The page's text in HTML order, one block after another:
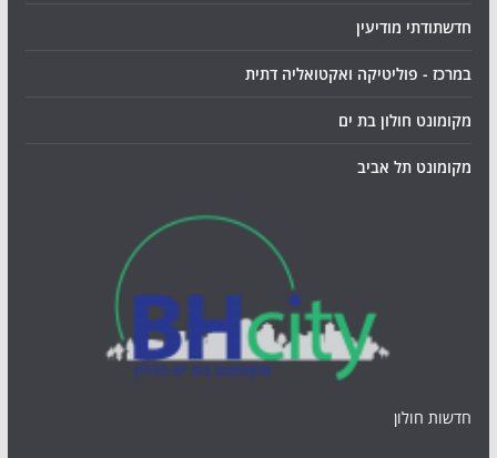
חדשתודתי מודיעין
במרכז - פוליטיקה ואקטואליה דתית
מקומונט חולון בת ים
מקומונט תל אביב
חדשות חולון